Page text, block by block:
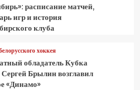
расписание матчей,
игр и история
клуба
хоккея
обладатель Кубка
Брылин возглавил
«Динамо»